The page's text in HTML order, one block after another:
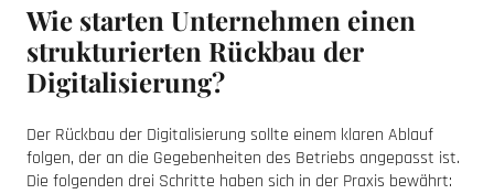
Wie starten Unternehmen einen
strukturierten Rückbau der
Digitalisierung?
Der Rückbau der Digitalisierung sollte einem klaren Ablauf
folgen, der an die Gegebenheiten des Betriebs angepasst ist.
Die folgenden drei Schritte haben sich in der Praxis bewährt: